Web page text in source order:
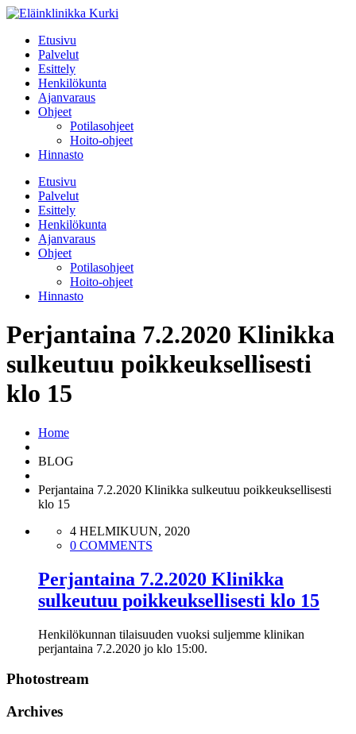
Etusivu
Palvelut
Esittely
Henkilökunta
Ajanvaraus
Ohjeet
Potilasohjeet
Hoito-ohjeet
Hinnasto
Etusivu
Palvelut
Esittely
Henkilökunta
Ajanvaraus
Ohjeet
Potilasohjeet
Hoito-ohjeet
Hinnasto
Perjantaina 7.2.2020 Klinikka
sulkeutuu poikkeuksellisesti
klo 15
Home
BLOG
Perjantaina 7.2.2020 Klinikka sulkeutuu poikkeuksellisesti
klo 15
4 HELMIKUUN, 2020
0 COMMENTS
Perjantaina 7.2.2020 Klinikka
sulkeutuu poikkeuksellisesti klo 15
Henkilökunnan tilaisuuden vuoksi suljemme klinikan
perjantaina 7.2.2020 jo klo 15:00.
Photostream
Archives